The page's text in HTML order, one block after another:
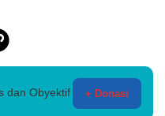
dan Obyektif + Donasi